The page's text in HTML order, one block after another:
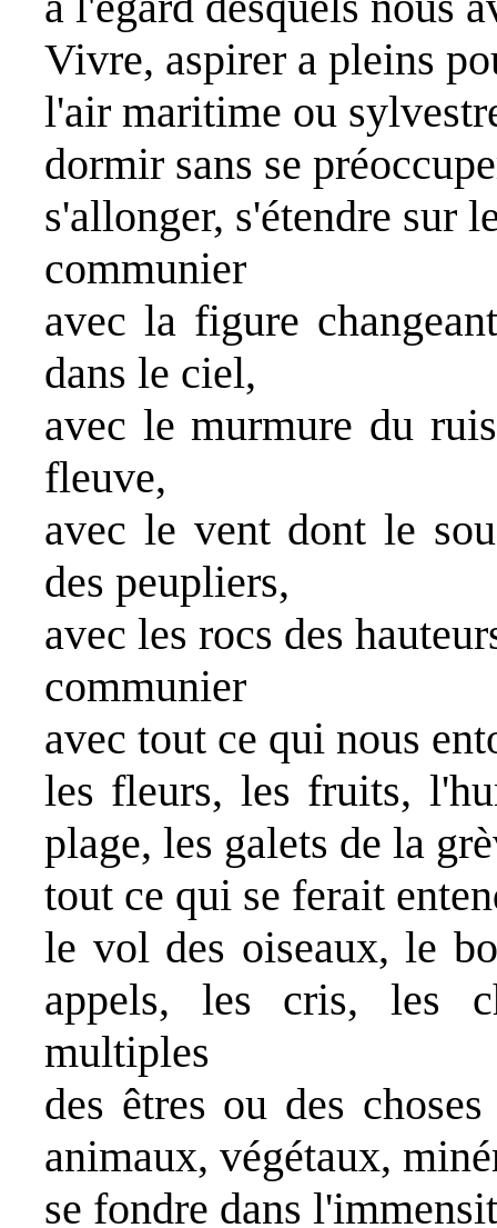
Vivre, aspirer a pleins
l'air maritime ou
dormir sans se
s'allonger, s'étendre sur
communier
avec la figure
dans le ciel,
avec le murmure du
fleuve,
avec le vent dont le
des peupliers,
avec les rocs des
communier
avec tout ce qui nous
les fleurs, les fruits,
plage, les galets de la
tout ce qui se ferait
le vol des oiseaux, le
appels, les cris, les
multiples
des êtres ou des
animaux, végétaux,
se fondre dans